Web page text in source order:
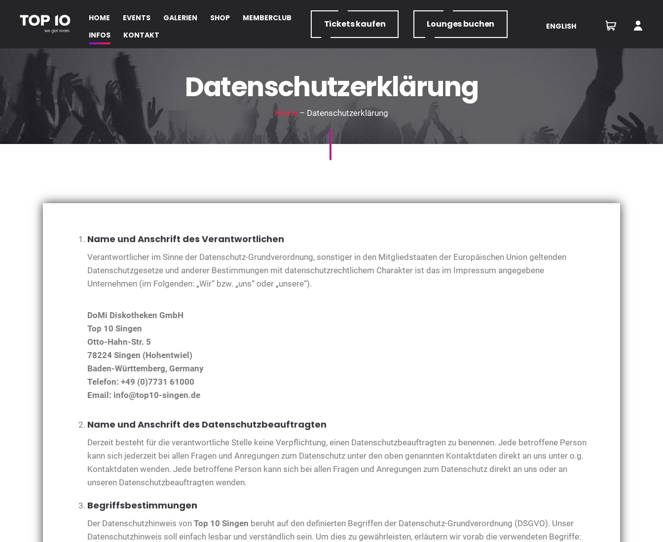
HOME EVENTS GALERIEN SHOP
MEMBERCLUB
INFOS
KONTAKT
Ticketskaufen Loungesbuchen ENGLISH
Datenschutzerklärung
Home– Datenschutzerklärung
Name und Anschrift des Verantwortlichen
Verantwortlicher im Sinne der Datenschutz-Grundverordnung, sonstiger in den Mitgliedstaaten der Europäischen Union geltenden
Datenschutzgesetze und anderer Bestimmungen mit datenschutzrechtlichem Charakter ist das im Impressum angegebene
Unternehmen (im Folgenden: „Wir“ bzw. „uns“ oder „unsere“).
DoMi Diskotheken GmbH
Top 10 Singen
Otto-Hahn-Str. 5
78224 Singen (Hohentwiel)
Baden-Württemberg, Germany
Telefon: +49 (0)7731 61000
Email: info@top10-singen.de
Name und Anschrift des Datenschutzbeauftragten
Derzeit besteht für die verantwortliche Stelle keine Verpflichtung, einen Datenschutzbeauftragten zu benennen. Jede betroffene Person
kann sich jederzeit bei allen Fragen und Anregungen zum Datenschutz unter den oben genannten Kontaktdaten direkt an uns unter o.g.
Kontaktdaten wenden. Jede betroffene Person kann sich bei allen Fragen und Anregungen zum Datenschutz direkt an uns oder an
unseren Datenschutzbeauftragten wenden.
Begriffsbestimmungen
Der Datenschutzhinweis von Top 10 Singen beruht auf den definierten Begriffen der Datenschutz-Grundverordnung (DSGVO). Unser
Datenschutzhinweis soll einfach lesbar und verständlich sein. Um dies zu gewährleisten, erläutern wir vorab die verwendeten Begriffe: